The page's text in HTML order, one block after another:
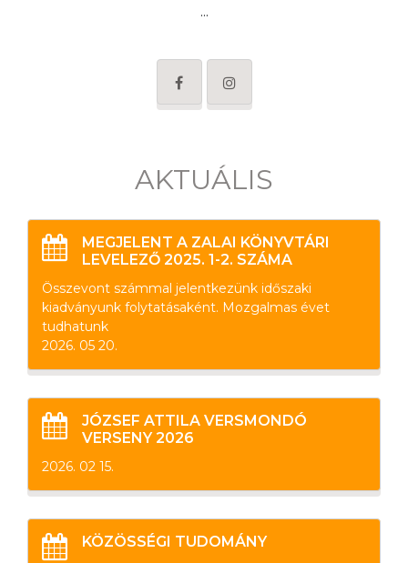
...
AKTUÁLIS
MEGJELENT A ZALAI KÖNYVTÁRI
LEVELEZŐ 2025. 1-2. SZÁMA
Összevont számmal jelentkezünk időszaki
kiadványunk folytatásaként. Mozgalmas évet
tudhatunk
2026. 05 20.
JÓZSEF ATTILA VERSMONDÓ
VERSENY 2026
2026. 02 15.
KÖZÖSSÉGI TUDOMÁNY